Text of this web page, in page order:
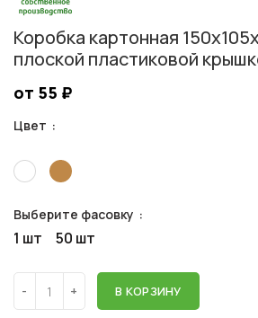
Коробка картонная
плоской пластиковой
от 55 ₽
Цвет
Выберите фасовку
1 шт 50 шт
В КОРЗИНУ